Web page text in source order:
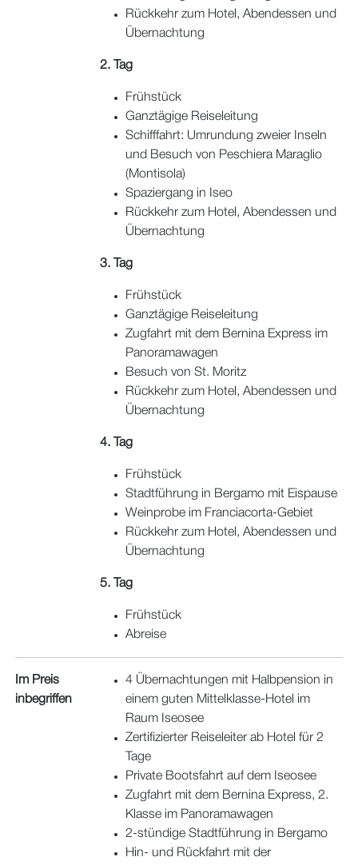
Rückkehr zum Hotel, Abendessen und
Übernachtung
2. Tag
Frühstück
Ganztägige Reiseleitung
Schifffahrt: Umrundung zweier Inseln
und Besuch von Peschiera Maraglio
(Montisola)
Spaziergang in Iseo
Rückkehr zum Hotel, Abendessen und
Übernachtung
3. Tag
Frühstück
Ganztägige Reiseleitung
Zugfahrt mit dem Bernina Express im
Panoramawagen
Besuch von St. Moritz
Rückkehr zum Hotel, Abendessen und
Übernachtung
4. Tag
Frühstück
Stadtführung in Bergamo mit Eispause
Weinprobe im Franciacorta-Gebiet
Rückkehr zum Hotel, Abendessen und
Übernachtung
5. Tag
Frühstück
Abreise
Im Preis
inbegriffen
4 Übernachtungen mit Halbpension in
einem guten Mittelklasse-Hotel im
Raum Iseosee
Zertifizierter Reiseleiter ab Hotel für 2
Tage
Private Bootsfahrt auf dem Iseosee
Zugfahrt mit dem Bernina Express, 2.
Klasse im Panoramawagen
2-stündige Stadtführung in Bergamo
Hin- und Rückfahrt mit der